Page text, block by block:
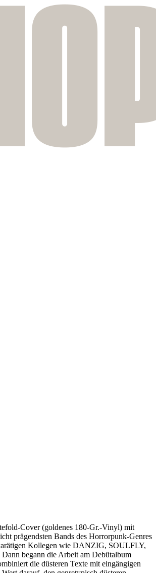
Cover (goldenes 180-Gr.-Vinyl) mit
prägendsten Bands des Horrorpunk-Genres
Kollegen wie DANZIG, SOULFLY,
begann die Arbeit am Debütalbum
die düsteren Texte mit eingängigen